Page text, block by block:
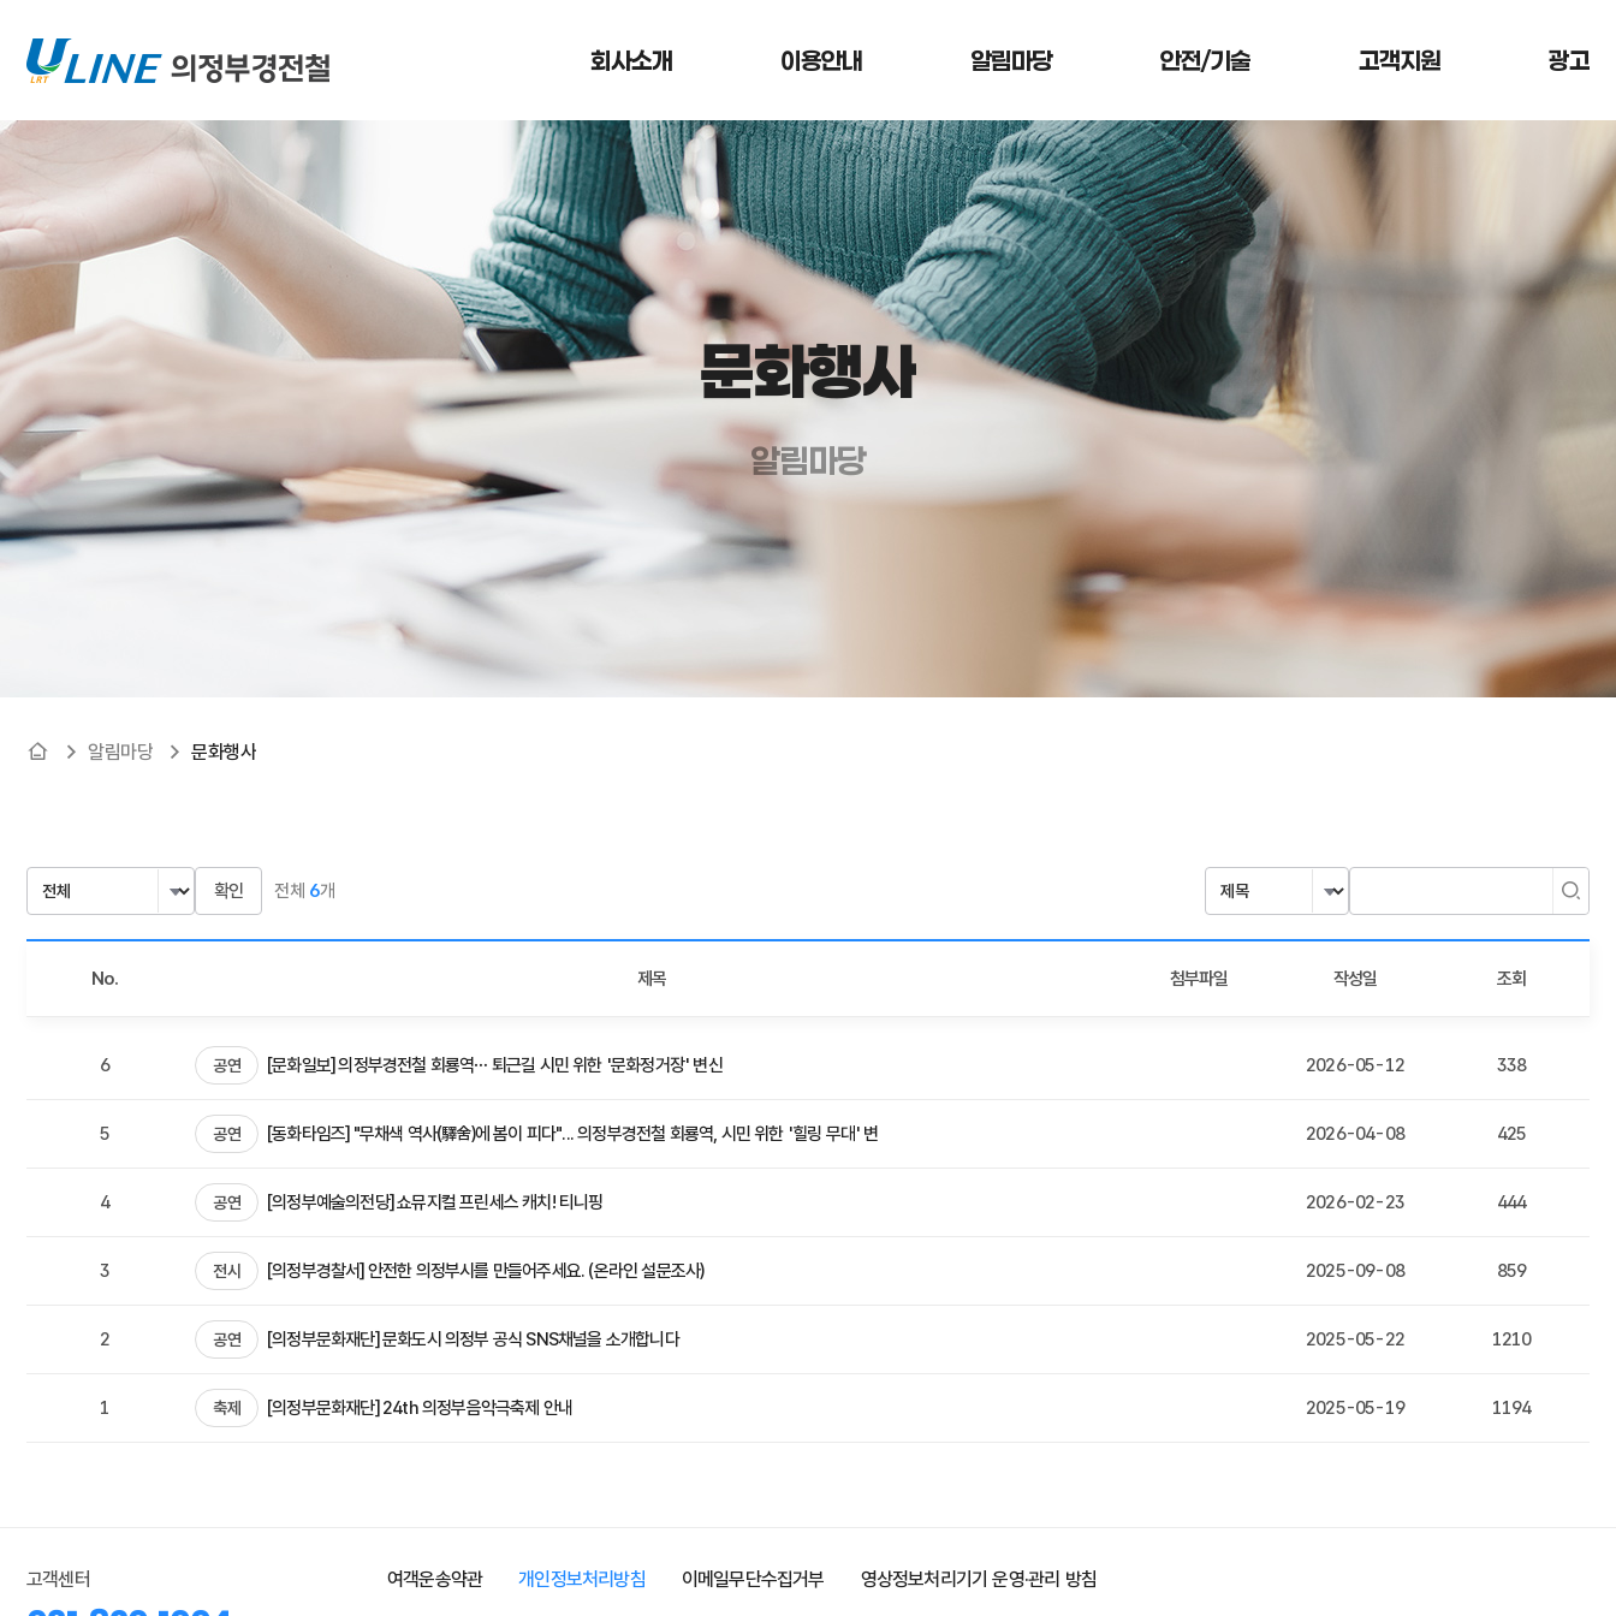
회사소개 이용안내 알림마당 안전/기술 고객지원 광고
문화행사
알림마당
알림마당 문화행사
전체 6개
No. 제목 첨부파일 작성일 조회
6 공연 [문화일보] 의정부경전철 회룡역… 퇴근길 시민 위한 '문화정거장' 변신 2026-05-12 338
5 공연 [동화타임즈] "무채색 역사(驛舍)에 봄이 피다"... 의정부경전철 회룡역, 시민 위한 '힐링 무대' 변 2026-04-08 425
4 공연 [의정부예술의전당] 쇼뮤지컬 프린세스 캐치! 티니핑 2026-02-23 444
3 전시 [의정부경찰서] 안전한 의정부시를 만들어주세요. (온라인 설문조사) 2025-09-08 859
2 공연 [의정부문화재단] 문화도시 의정부 공식 SNS채널을 소개합니다 2025-05-22 1210
1 축제 [의정부문화재단] 24th 의정부음악극축제 안내 2025-05-19 1194
고객센터 여객운송약관 개인정보처리방침 이메일무단수집거부 영상정보처리기기 운영·관리 방침